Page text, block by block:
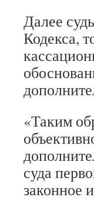
Далее
Кодекса,
«Таким
суда
законное